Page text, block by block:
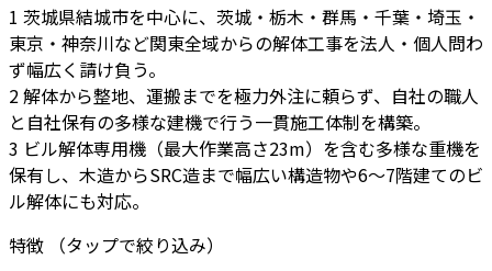
1 茨城県結城市を中心に、茨城・栃木・群馬・千葉・埼玉・
東京・神奈川など関東全域からの解体工事を法人・個人問わ
ず幅広く請け負う。
2解体から整地、運搬までを極力外注に頼らず、自社の職人
と自社保有の多様な建機で行う一貫施工体制を構築。
3 ビル解体専用機（最大作業高さ23m）を含む多様な重機を
保有し、木造からSRC造まで幅広い構造物や6〜7階建てのビ
ル解体にも対応。
特徴
（タップで絞り込み）